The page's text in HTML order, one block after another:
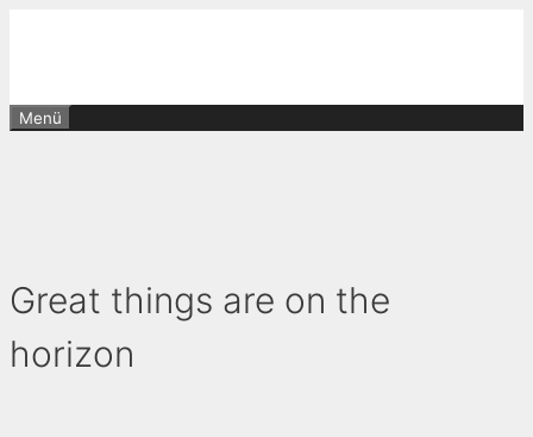
Menü
Great things are on the
horizon